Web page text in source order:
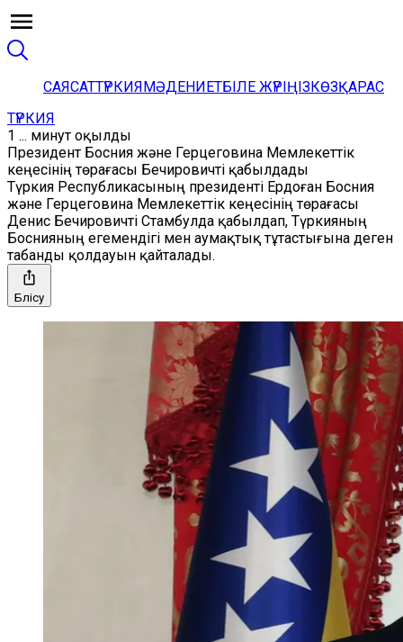
САЯСАТТҮРКИЯМӘДЕНИЕТБІЛЕ ЖҮРІҢІЗКӨЗҚАРАС
ТҮРКИЯ
1 ... минут оқылды
Президент Босния және Герцеговина Мемлекеттік
кеңесінің төрағасы Бечировичті қабылдады
Түркия Республикасының президенті Ердоған Босния
және Герцеговина Мемлекеттік кеңесінің төрағасы
Денис Бечировичті Стамбулда қабылдап, Түркияның
Боснияның егемендігі мен аумақтық тұтастығына деген
табанды қолдауын қайталады.
Бөлісу